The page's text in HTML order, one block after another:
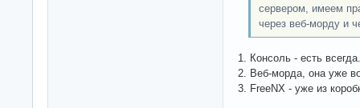
сервером, имеем
через веб-морду и
1. Консоль - есть всегда.
2. Веб-морда, она уже
3. FreeNX - уже из